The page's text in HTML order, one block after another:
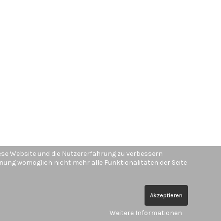
Website und die Nutzererfahrung zu verbessern
womöglich nicht mehr alle Funktionalitäten der Seite
Akzeptieren
Weitere Informationen